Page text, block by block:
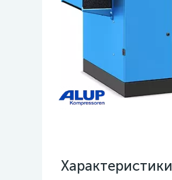
Характеристики